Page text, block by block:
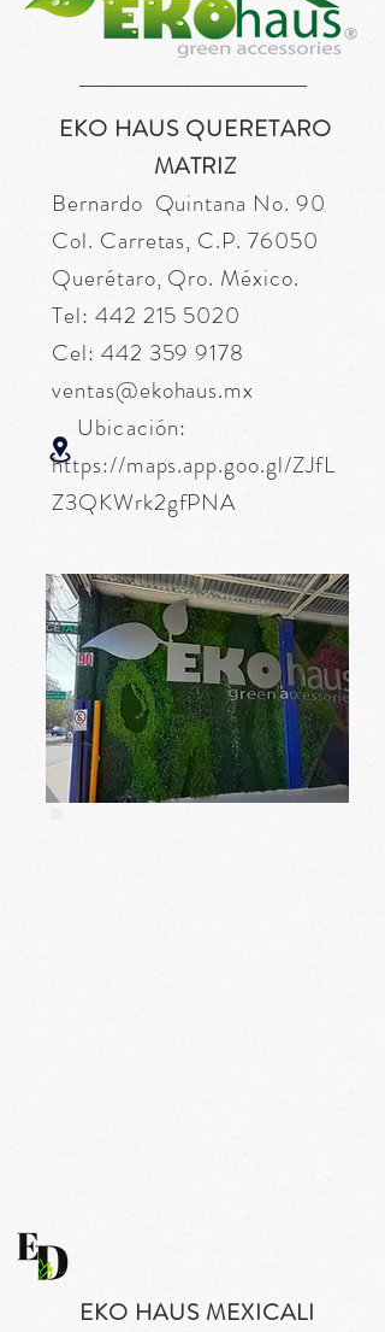
EKO HAUS QUERETARO
MATRIZ
Bernardo Quintana No. 90
Col. Carretas, C.P. 76050
Querétaro, Qro. México.
Tel: 442 215 5020
Cel: 442 359 9178
ventas@ekohaus.mx
Ubicación:
https://maps.app.goo.gl/ZJfL
Z3QKWrk2gfPNA
EKO HAUS MEXICALI